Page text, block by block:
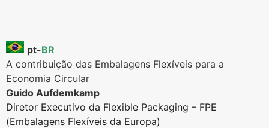
pt-BR
A contribuição das Embalagens Flexíveis para a
Economia Circular
Guido Aufdemkamp
Diretor Executivo da Flexible Packaging – FPE
(Embalagens Flexíveis da Europa)